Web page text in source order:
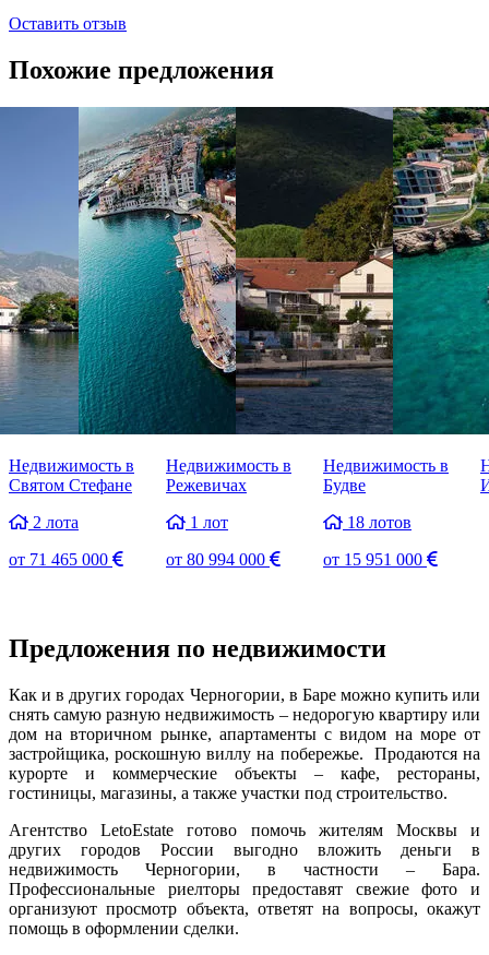
Оставить отзыв
Похожие предложения
Недвижимость в
Святом Стефане
2 лота
от 71 465 000
Недвижимость в
Режевичах
1 лот
от 80 994 000
Недвижимость в
Будве
18 лотов
от 15 951 000
Предложения по недвижимости
Как и в других городах Черногории, в Баре можно купить или
снять самую разную недвижимость – недорогую квартиру или
дом на вторичном рынке, апартаменты с видом на море от
застройщика, роскошную виллу на побережье. Продаются на
курорте и коммерческие объекты – кафе, рестораны,
гостиницы, магазины, а также участки под строительство.
Агентство LetoEstate готово помочь жителям Москвы и
других городов России выгодно вложить деньги в
недвижимость Черногории, в частности – Бара.
Профессиональные риелторы предоставят свежие фото и
организуют просмотр объекта, ответят на вопросы, окажут
помощь в оформлении сделки.